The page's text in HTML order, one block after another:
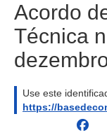
Acordo
Técnica
Use este
https://